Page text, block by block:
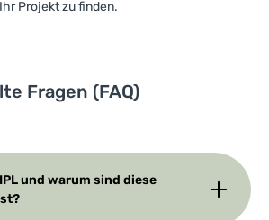
Projekt zu finden.
Fragen (FAQ)
und warum sind diese